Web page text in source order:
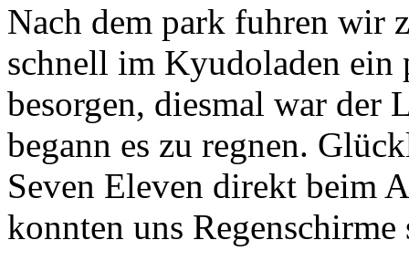
Nach dem park fuhren wir
schnell im Kyudoladen ein
besorgen, diesmal war der
begann es zu regnen.
Seven Eleven direkt beim
konnten uns Regenschirme